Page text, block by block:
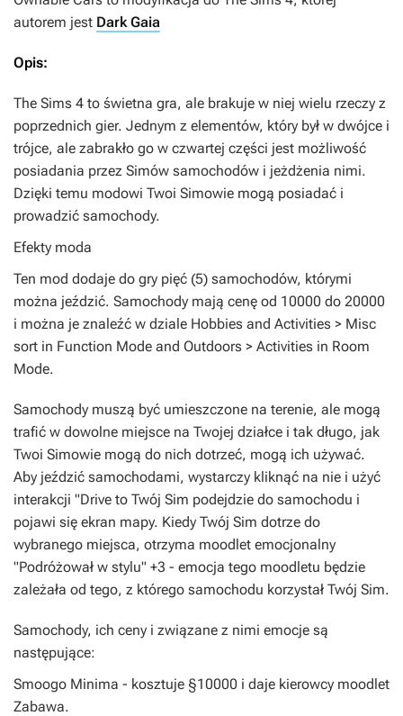
autorem jest Dark Gaia
Opis:
The Sims 4 to świetna gra, ale brakuje w niej wielu rzeczy z
poprzednich gier. Jednym z elementów, który był w dwójce i
trójce, ale zabrakło go w czwartej części jest możliwość
posiadania przez Simów samochodów i jeżdżenia nimi.
Dzięki temu modowi Twoi Simowie mogą posiadać i
prowadzić samochody.
Efekty moda
Ten mod dodaje do gry pięć (5) samochodów, którymi
można jeździć. Samochody mają cenę od 10000 do 20000
i można je znaleźć w dziale Hobbies and Activities > Misc
sort in Function Mode and Outdoors > Activities in Room
Mode.
Samochody muszą być umieszczone na terenie, ale mogą
trafić w dowolne miejsce na Twojej działce i tak długo, jak
Twoi Simowie mogą do nich dotrzeć, mogą ich używać.
Aby jeździć samochodami, wystarczy kliknąć na nie i użyć
interakcji "Drive to Twój Sim podejdzie do samochodu i
pojawi się ekran mapy. Kiedy Twój Sim dotrze do
wybranego miejsca, otrzyma moodlet emocjonalny
"Podróżował w stylu" +3 - emocja tego moodletu będzie
zależała od tego, z którego samochodu korzystał Twój Sim.
Samochody, ich ceny i związane z nimi emocje są
następujące:
Smoogo Minima - kosztuje §10000 i daje kierowcy moodlet
Zabawa.